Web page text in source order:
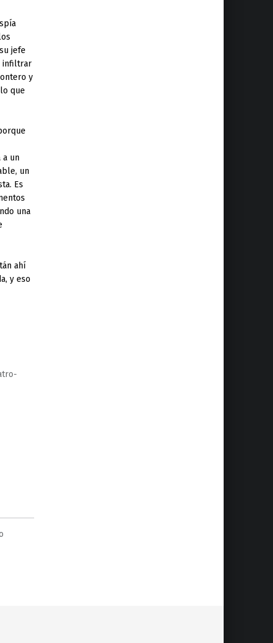
jefe
infiltrar
y
que
a un
un
Es
una
ahí
y eso